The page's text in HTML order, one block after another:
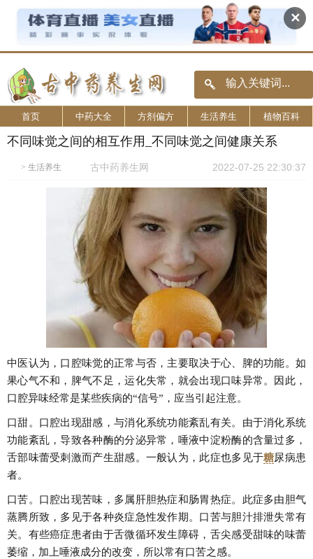
✕
首页 中药大全 方剂偏方 生活养生 植物百科
不同味觉之间的相互作用_不同味觉之间健康关系
> 生活养生 古中药养生网 2022-07-25 22:30:37
中医认为，口腔味觉的正常与否，主要取决于心、脾的功能。如
果心气不和，脾气不足，运化失常，就会出现口味异常。因此，
口腔异味经常是某些疾病的“信号”，应当引起注意。
口甜。口腔出现甜感，与消化系统功能紊乱有关。由于消化系统
功能紊乱，导致各种酶的分泌异常，唾液中淀粉酶的含量过多，
舌部味蕾受刺激而产生甜感。一般认为，此症也多见于糖尿病患
者。
口苦。口腔出现苦味，多属肝胆热症和肠胃热症。此症多由胆气
蒸腾所致，多见于各种炎症急性发作期。口苦与胆汁排泄失常有
关。有些癌症患者由于舌微循环发生障碍，舌尖感受甜味的味蕾
萎缩，加上唾液成分的改变，所以常有口苦之感。